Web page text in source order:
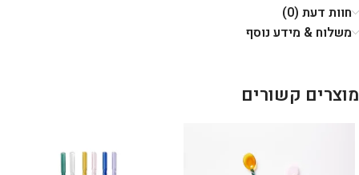
חוות דעת (0)
משלוח & מידע נוסף
מוצרים קשורים